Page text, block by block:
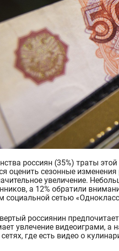
оценить сезонные
увеличение.
а 12% обратили
социальной сетью
россиянин
увлечение видеоиграми, а
где есть видео о